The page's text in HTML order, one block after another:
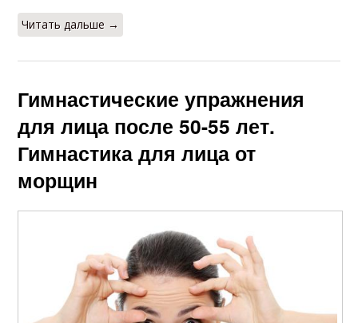
Читать дальше →
Гимнастические упражнения
для лица после 50-55 лет.
Гимнастика для лица от
морщин